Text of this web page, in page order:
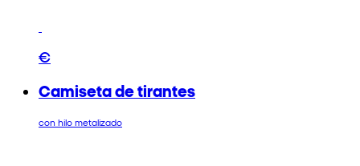
€
Camiseta de tirantes
con hilo metalizado